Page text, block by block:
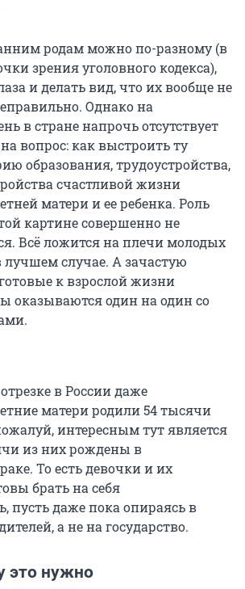
родам можно по-разному (в
зрения уголовного кодекса),
и делать вид, что их вообще не
Однако на
в стране напрочь отсутствует
вопрос: как выстроить ту
образования, трудоустройства,
счастливой жизни
матери и ее ребенка. Роль
картине совершенно не
Всё ложится на плечи молодых
лучшем случае. А зачастую
к взрослой жизни
оказываются один на один со
в России даже
матери родили 54 тысячи
интересным тут является
из них рождены в
То есть девочки и их
брать на себя
пусть даже пока опираясь в
а не на государство.
это нужно